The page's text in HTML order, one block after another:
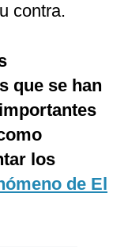
contra.
que se han
los
de El